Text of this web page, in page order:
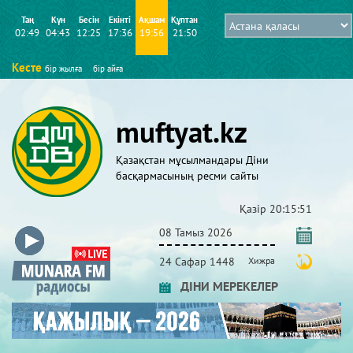
Таң
02:49
Күн
04:43
Бесін
12:25
Екінті
17:36
Ақшам
19:56
Құптан
21:50
Кесте бір жылға бір айға
muftyat.kz
Қазақстан мұсылмандары Діни
басқармасының ресми сайты
Қазір 20:15:52
08 Тамыз 2026
24 Сафар 1448 Хижра
ДІНИ МЕРЕКЕЛЕР